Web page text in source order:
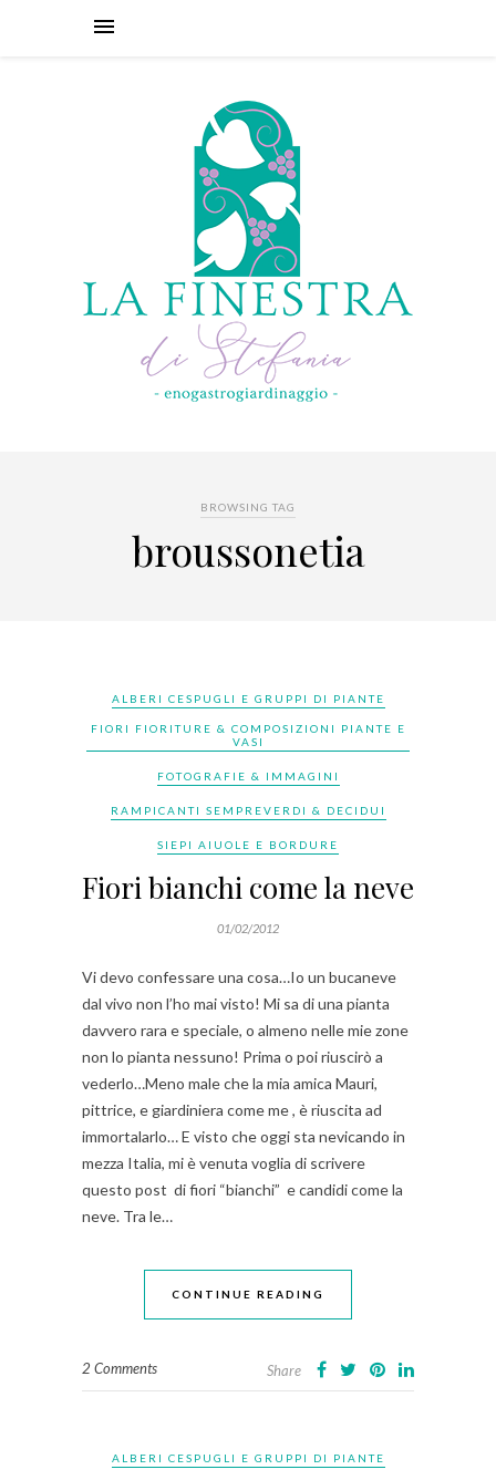
BROWSING TAG
broussonetia
ALBERI CESPUGLI E GRUPPI DI PIANTE
FIORI FIORITURE & COMPOSIZIONI PIANTE E
VASI
FOTOGRAFIE & IMMAGINI
RAMPICANTI SEMPREVERDI & DECIDUI
SIEPI AIUOLE E BORDURE
Fiori bianchi come la neve
01/02/2012
Vi devo confessare una cosa…Io un bucaneve
dal vivo non l’ho mai visto! Mi sa di una pianta
davvero rara e speciale, o almeno nelle mie zone
non lo pianta nessuno! Prima o poi riuscirò a
vederlo…Meno male che la mia amica Mauri,
pittrice, e giardiniera come me , è riuscita ad
immortalarlo… E visto che oggi sta nevicando in
mezza Italia, mi è venuta voglia di scrivere
questo post di fiori “bianchi” e candidi come la
neve. Tra le…
CONTINUE READING
2 Comments Share
ALBERI CESPUGLI E GRUPPI DI PIANTE